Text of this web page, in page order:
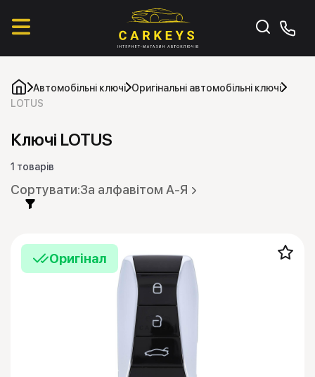
Автомобільні ключі Оригінальні автомобільні ключі
LOTUS
Ключі LOTUS
1 товарів
За алфавітом А-Я
Оригінал